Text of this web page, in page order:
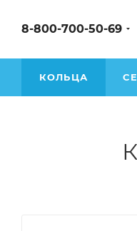
8-800-700-50-69
КОЛЬЦА